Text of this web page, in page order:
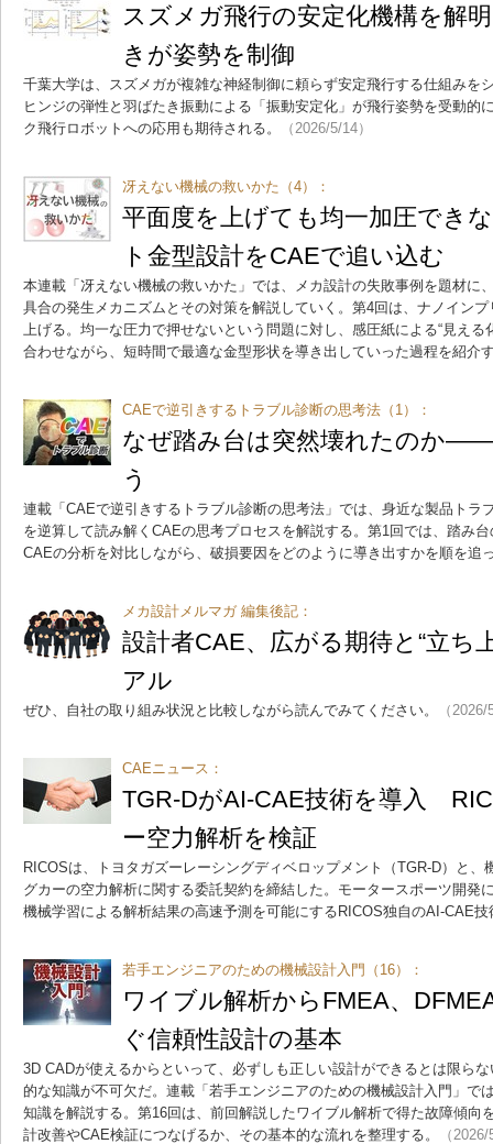
スズメガ飛行の安定化機構を解
きが姿勢を制御
千葉大学は、スズメガが複雑な神経制御に頼らず安定飛行する仕組みを
ヒンジの弾性と羽ばたき振動による「振動安定化」が飛行姿勢を受動的
ク飛行ロボットへの応用も期待される。
（2026/5/14）
冴えない機械の救いかた（4）：
平面度を上げても均一加圧でき
ト金型設計をCAEで追い込む
本連載「冴えない機械の救いかた」では、メカ設計の失敗事例を題材に
具合の発生メカニズムとその対策を解説していく。第4回は、ナノイン
上げる。均一な圧力で押せないという問題に対し、感圧紙による“見え
合わせながら、短時間で最適な金型形状を導き出していった過程を紹介
CAEで逆引きするトラブル診断の思考法（1）：
なぜ踏み台は突然壊れたのか
う
連載「CAEで逆引きするトラブル診断の思考法」では、身近な製品トラ
を逆算して読み解くCAEの思考プロセスを解説する。第1回では、踏み
CAEの分析を対比しながら、破損要因をどのように導き出すかを順を追
メカ設計メルマガ 編集後記：
設計者CAE、広がる期待と“立ち
アル
ぜひ、自社の取り組み状況と比較しながら読んでみてください。 （
CAEニュース：
TGR-DがAI-CAE技術を導入
ー空力解析を検証
RICOSは、トヨタガズーレーシングディベロップメント（TGR-D）と、
グカーの空力解析に関する委託契約を締結した。モータースポーツ開発
機械学習による解析結果の高速予測を可能にするRICOS独自のAI-CAE
若手エンジニアのための機械設計入門（16）：
ワイブル解析からFMEA、
ぐ信頼性設計の基本
3D CADが使えるからといって、必ずしも正しい設計ができるとは限ら
的な知識が不可欠だ。連載「若手エンジニアのための機械設計入門」で
知識を解説する。第16回は、前回解説したワイブル解析で得た故障傾向
計改善やCAE検証につなげるか、その基本的な流れを整理する。
（